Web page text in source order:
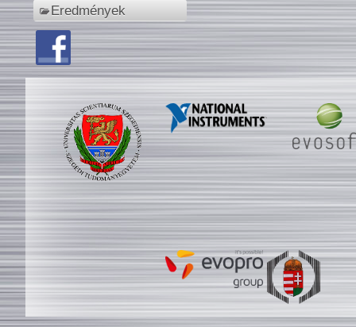
Eredmények